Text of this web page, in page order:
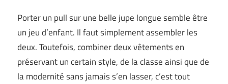
Porter un pull sur une belle jupe longue semble être
un jeu d’enfant. Il faut simplement assembler les
deux. Toutefois, combiner deux vêtements en
préservant un certain style, de la classe ainsi que de
la modernité sans jamais s’en lasser, c’est tout